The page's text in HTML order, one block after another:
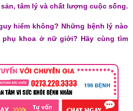
tâm lý và chất lượng cuộc sống.
hiểm không? Những bệnh lý nào
phụ khoa ở nữ giới? Hãy cùng tìm